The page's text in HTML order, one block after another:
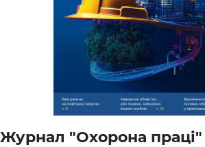
Журнал "Охорона праці"